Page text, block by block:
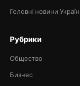
Головні новини
Рубрики
Общество
Бизнес